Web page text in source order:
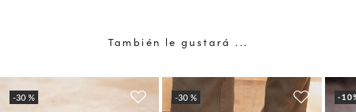
También le gustará ...
(*) No se aplica a productos con descuento.
Válido solo en el país de envío actual (